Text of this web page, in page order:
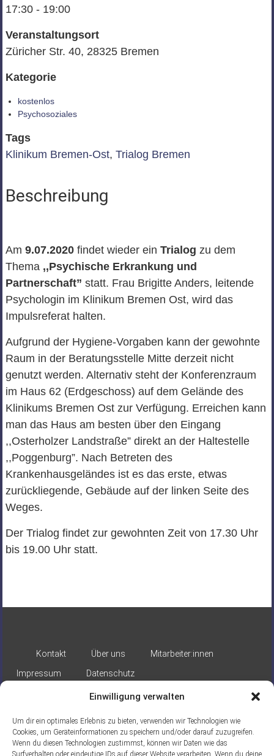
Einwilligung verwalten
Um dir ein optimales Erlebnis zu bieten, verwenden wir Technologien wie
Cookies, um Geräteinformationen zu speichern und/oder darauf zuzugreifen.
Wenn du diesen Technologien zustimmst, können wir Daten wie das
Surfverhalten oder eindeutige IDs auf dieser Website verarbeiten. Wenn du deine
17:30 - 19:00
Veranstaltungsort
Züricher Str. 40, 28325 Bremen
Kategorie
kostenlos
Psychosoziales
Tags
Klinikum Bremen-Ost, Trialog Bremen
Beschreibung
Am 9.07.2020findet wieder ein Trialog zu dem
Thema,,Psychische Erkrankung und
Partnerschaft” statt. Frau Brigitte Anders, leitende
Psychologin im Klinikum Bremen Ost, wird das
Impulsreferat halten.
Aufgrund der Hygiene-Vorgaben kann der gewohnte
Raum in der Beratungsstelle Mitte derzeit nicht
genutzt werden. Alternativ steht der Konferenzraum
im Haus 62 (Erdgeschoss) auf dem Gelände des
Klinikums Bremen Ost zur Verfügung. Erreichen kann
man das Haus am besten über den Eingang
,,Osterholzer Landstraße” direkt an der Haltestelle
,,Poggenburg”. Nach Betreten des
Krankenhausgeländes ist es das erste, etwas
zurückliegende, Gebäude auf der linken Seite des
Weges.
Der Trialog findet zur gewohnten Zeit von 17.30 Uhr
bis 19.00 Uhr statt.
Kontakt Über uns
Mitarbeiter:innen
Impressum
Datenschutz